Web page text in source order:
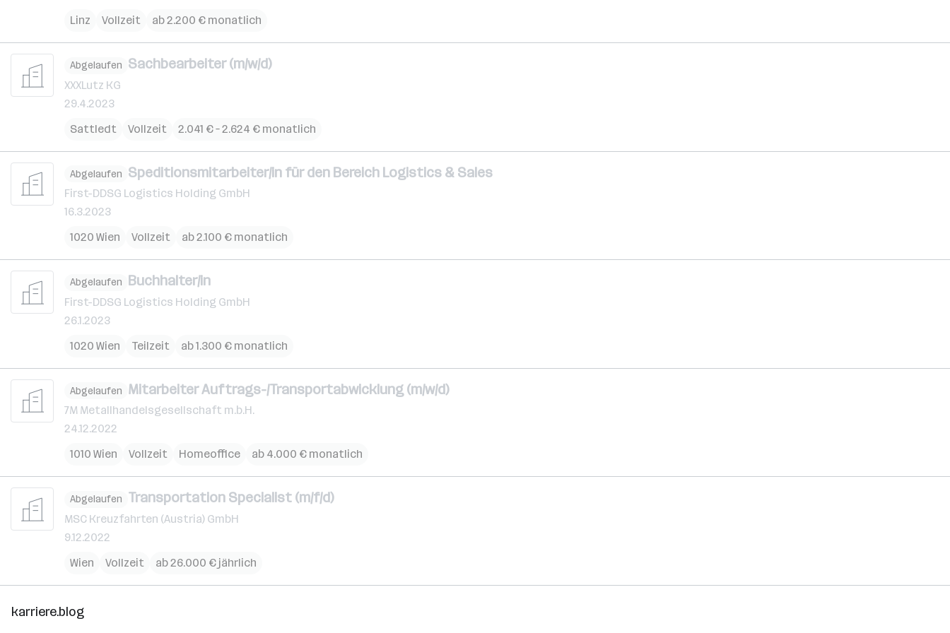
Linz
Vollzeit ab 2.200 € monatlich
Abgelaufen Sachbearbeiter (m/w/d)
XXXLutz KG
29.4.2023
Sattledt
Vollzeit 2.041 € – 2.624 € monatlich
Abgelaufen Speditionsmitarbeiter/in für den Bereich Logistics & Sales
First-DDSG Logistics Holding GmbH
16.3.2023
1020 Wien
Vollzeit ab 2.100 € monatlich
Abgelaufen Buchhalter/in
First-DDSG Logistics Holding GmbH
26.1.2023
1020 Wien
Teilzeit ab 1.300 € monatlich
Abgelaufen Mitarbeiter Auftrags-/Transportabwicklung (m/w/d)
7M Metallhandelsgesellschaft m.b.H.
24.12.2022
1010 Wien
Vollzeit Homeoffice ab 4.000 € monatlich
Abgelaufen Transportation Specialist (m/f/d)
MSC Kreuzfahrten (Austria) GmbH
9.12.2022
Wien
Vollzeit ab 26.000 € jährlich
karriere.blog